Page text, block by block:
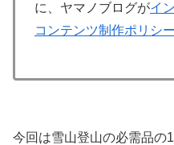
に、ヤマノブログがイ
コンテンツ制作ポリシー
今回は雪山登山の必需品の